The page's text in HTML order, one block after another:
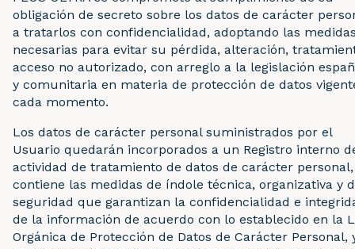
obligación de secreto sobre los datos de carácter
a tratarlos con confidencialidad, adoptando las
necesarias para evitar su pérdida, alteración,
acceso no autorizado, con arreglo a la legislación
y comunitaria en materia de protección de datos
cada momento.
Los datos de carácter personal suministrados por el
Usuario quedarán incorporados a un Registro interno
actividad de tratamiento de datos de carácter
contiene las medidas de índole técnica, organizativa y
seguridad que garantizan la confidencialidad e
de la información de acuerdo con lo establecido en la
Orgánica de Protección de Datos de Carácter Personal,